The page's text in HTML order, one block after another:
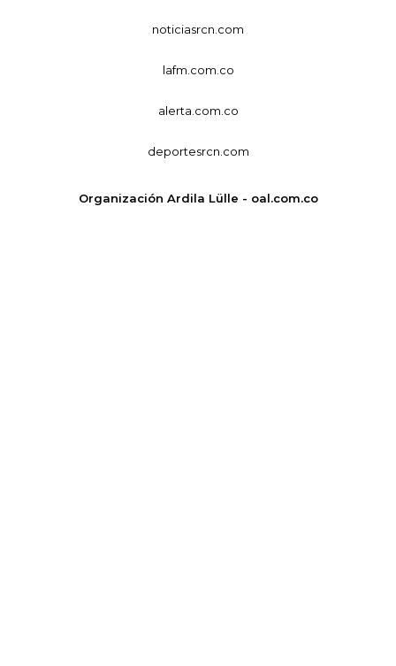
noticiasrcn.com
lafm.com.co
alerta.com.co
deportesrcn.com
Organización Ardila Lülle - oal.com.co